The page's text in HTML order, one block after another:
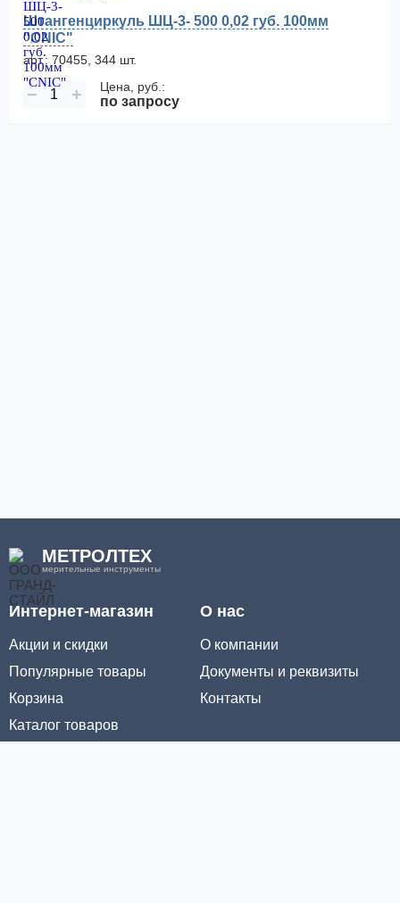
Штангенциркуль ШЦ-3- 500 0,02 губ. 100мм
"CNIC"
арт.: 70455, 344 шт.
− + Цена, руб.:
по запросу
МЕТРОЛТЕХ
мерительные инструменты
Интернет-магазин
Акции и скидки
Популярные товары
Корзина
Каталог товаров
О нас
О компании
Документы и реквизиты
Контакты